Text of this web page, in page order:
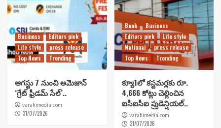
Business
Editors pick
Life style
press release
Top News
Trending
ఆగస్టు 7 నుంచి అమెజాన్
‘గ్రేట్ ఫ్రీడమ్ సేల్’..
varahimedia.com
31/07/2026
Bank
Business
Editors pick
Life style
National
press release
Top News
Trending
క్యూ1లో కస్టమర్లకు రూ.
4,666 కోట్లు చెల్లించిన
ఐసీఐసీఐ ప్రుడెన్షియల్..
varahimedia.com
31/07/2026